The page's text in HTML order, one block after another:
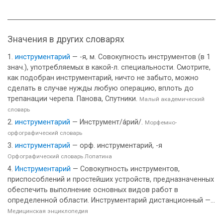
Значения в других словарях
инструментарий — -я, м. Совокупность инструментов (в 1
знач.), употребляемых в какой-л. специальности. Смотрите,
как подобран инструментарий, ничто не забыто, можно
сделать в случае нужды любую операцию, вплоть до
трепанации черепа. Панова, Спутники. Малый академический
словарь
инструментарий — Инструмент/а́рий/. Морфемно-
орфографический словарь
инструментарий — орф. инструментарий, -я
Орфографический словарь Лопатина
Инструментарий — Совокупность инструментов,
приспособлений и простейших устройств, предназначенных
обеспечить выполнение основных видов работ в
определенной области. Инструментарий дистанционный —...
Медицинская энциклопедия